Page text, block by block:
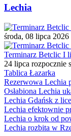
Lechia
środa, 08 lipca 2026
Terminarz Betclic I
24 lipca rozpocznie
Tablica Łazarka
Rezerwowa Lechia
Osłabiona Lechia
Lechia Gdańsk z
Lechia efektownie
Lechia o krok od
Lechia rozbita w